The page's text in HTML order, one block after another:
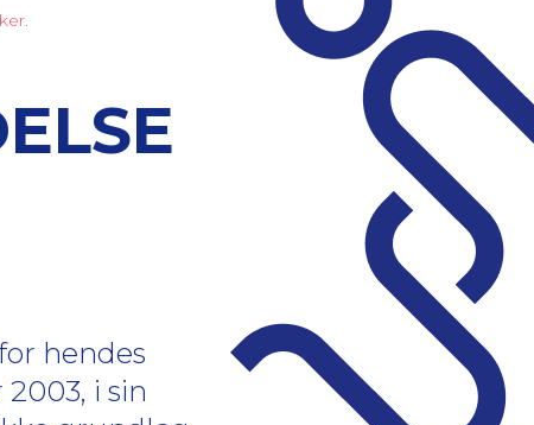
hendes
i sin